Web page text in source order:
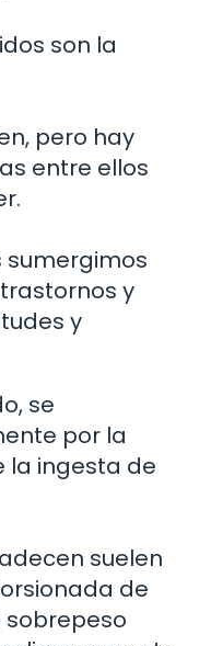
son la
pero hay
entre ellos
sumergimos
y
y
se
por la
la ingesta de
suelen
de
sobrepeso